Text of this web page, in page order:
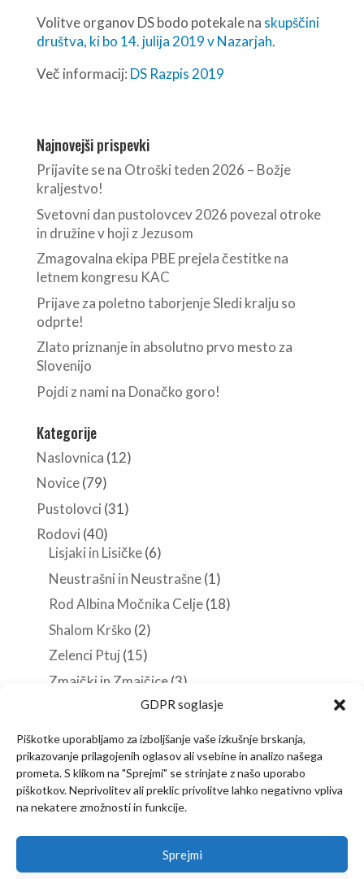
GDPR soglasje
Piškotke uporabljamo za izboljšanje vaše izkušnje brskanja,
prikazovanje prilagojenih oglasov ali vsebine in analizo našega
prometa. S klikom na "Sprejmi" se strinjate z našo uporabo
piškotkov. Neprivolitev ali preklic privolitve lahko negativno vpliva
na nekatere zmožnosti in funkcije.
Sprejmi
Volitve organov DS bodo potekale na skupščini
društva, ki bo 14. julija 2019 v Nazarjah.
Več informacij: DS Razpis 2019
Najnovejši prispevki
Prijavite se na Otroški teden 2026 – Božje
kraljestvo!
Svetovni dan pustolovcev 2026 povezal otroke
in družine v hoji z Jezusom
Zmagovalna ekipa PBE prejela čestitke na
letnem kongresu KAC
Prijave za poletno taborjenje Sledi kralju so
odprte!
Zlato priznanje in absolutno prvo mesto za
Slovenijo
Pojdi z nami na Donačko goro!
Kategorije
Naslovnica (12)
Novice(79)
Pustolovci (31)
Rodovi (40)
Lisjaki in Lisičke(6)
Neustrašni in Neustrašne(1)
Rod Albina Močnika Celje(18)
Shalom Krško (2)
Zelenci Ptuj (15)
Zmajčki in Zmajčice(3)
Stezosledci
Veščine in spretnosti(38)
Predstavitev Članstvo
Novice
Vsebine za vodnike
Izjava o zasebnosti
Kontakt